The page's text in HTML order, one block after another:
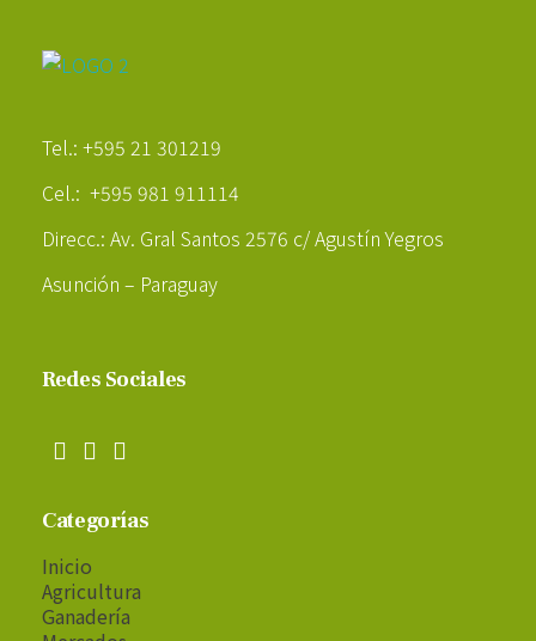
Tel.: +595 21 301219
Cel.: +595 981 911114
Direcc.: Av. Gral Santos 2576 c/ Agustín Yegros
Asunción – Paraguay
Redes Sociales
Categorías
Inicio
Agricultura
Ganadería